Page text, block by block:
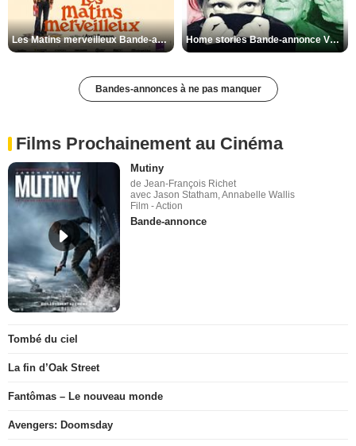
Les Matins merveilleux Bande-annonce VF Home stories Bande-annonce VO STFR
Bandes-annonces à ne pas manquer
Films Prochainement au Cinéma
Mutiny
de Jean-François Richet
avec Jason Statham, Annabelle Wallis
Film - Action
Bande-annonce
Tombé du ciel
La fin d’Oak Street
Fantômas – Le nouveau monde
Avengers: Doomsday